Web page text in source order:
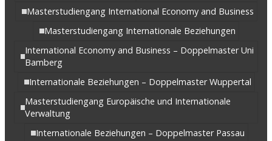
Masterstudiengang International Economy and Business
Masterstudiengang Internationale Beziehungen
International Economy and Business – Doppelmaster Uni
Bamberg
Internationale Beziehungen – Doppelmaster Wuppertal
Masterstudiengang Europäische und Internationale
Verwaltung
Internationale Beziehungen – Doppelmaster Passau